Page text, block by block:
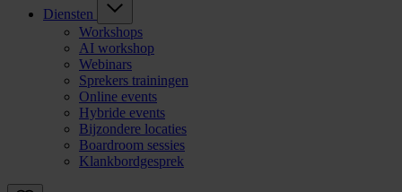
Diensten
Workshops
AI workshop
Webinars
Sprekers trainingen
Online events
Hybride events
Bijzondere locaties
Boardroom sessies
Klankbordgesprek